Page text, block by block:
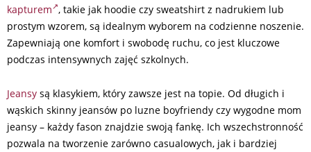
kapturem , takie jak hoodie czy sweatshirt z nadrukiem lub
prostym wzorem, są idealnym wyborem na codzienne noszenie.
Zapewniają one komfort i swobodę ruchu, co jest kluczowe
podczas intensywnych zajęć szkolnych.
Jeansy są klasykiem, który zawsze jest na topie. Od długich i
wąskich skinny jeansów po luzne boyfriendy czy wygodne mom
jeansy – każdy fason znajdzie swoją fankę. Ich wszechstronność
pozwala na tworzenie zarówno casualowych, jak i bardziej